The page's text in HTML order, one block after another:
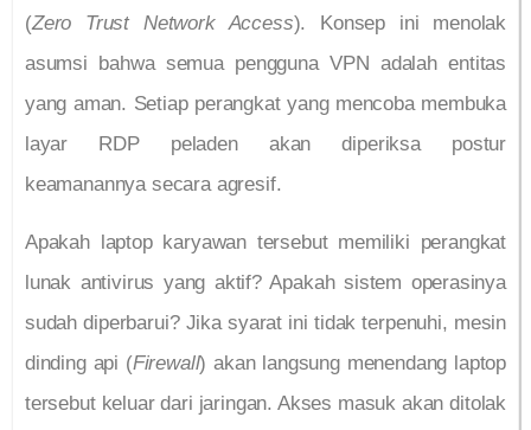
(Zero Trust Network Access). Konsep ini menolak
asumsi bahwa semua pengguna VPN adalah entitas
yang aman. Setiap perangkat yang mencoba membuka
layar RDP peladen akan diperiksa postur
keamanannya secara agresif.
Apakah laptop karyawan tersebut memiliki perangkat
lunak antivirus yang aktif? Apakah sistem operasinya
sudah diperbarui? Jika syarat ini tidak terpenuhi, mesin
dinding api (Firewall) akan langsung menendang laptop
tersebut keluar dari jaringan. Akses masuk akan ditolak